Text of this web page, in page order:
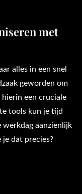
met
alles in een snel
geworden om
een cruciale
tools kun je tijd
werkdag aanzienlijk
je dat precies?